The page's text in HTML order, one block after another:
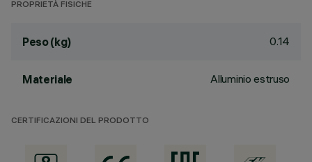
PROPRIETÀ FISICHE
Peso (kg) 0.14
Materiale Alluminio estruso
CERTIFICAZIONI DEL PRODOTTO